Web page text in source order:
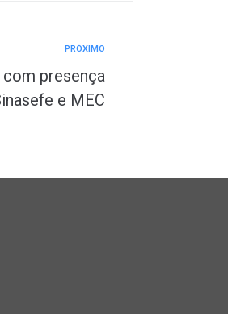
PRÓXIMO
com presença
e MEC